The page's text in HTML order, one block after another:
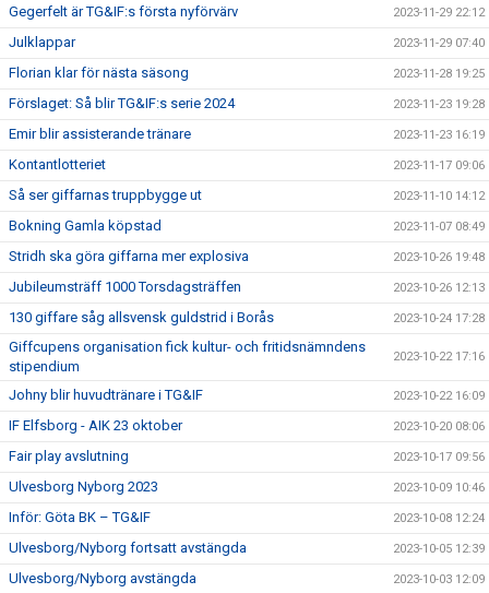
Gegerfelt är TG&IF:s första nyförvärv 2023-11-29 22:12
Julklappar 2023-11-29 07:40
Florian klar för nästa säsong 2023-11-28 19:25
Förslaget: Så blir TG&IF:s serie 2024 2023-11-23 19:28
Emir blir assisterande tränare 2023-11-23 16:19
Kontantlotteriet 2023-11-17 09:06
Så ser giffarnas truppbygge ut 2023-11-10 14:12
Bokning Gamla köpstad 2023-11-07 08:49
Stridh ska göra giffarna mer explosiva 2023-10-26 19:48
Jubileumsträff 1000 Torsdagsträffen 2023-10-26 12:13
130 giffare såg allsvensk guldstrid i Borås 2023-10-24 17:28
Giffcupens organisation fick kultur- och fritidsnämndens
stipendium
2023-10-22 17:16
Johny blir huvudtränare i TG&IF 2023-10-22 16:09
IF Elfsborg - AIK 23 oktober 2023-10-20 08:06
Fair play avslutning 2023-10-17 09:56
Ulvesborg Nyborg 2023 2023-10-09 10:46
Inför: Göta BK – TG&IF 2023-10-08 12:24
Ulvesborg/Nyborg fortsatt avstängda 2023-10-05 12:39
Ulvesborg/Nyborg avstängda 2023-10-03 12:09